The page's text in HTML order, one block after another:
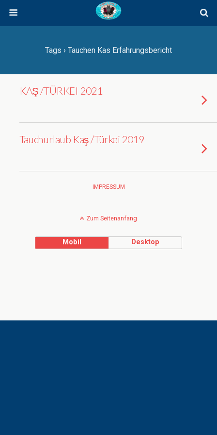
Tags › Tauchen Kas Erfahrungsbericht
KAŞ /TÜRKEI 2021
Tauchurlaub Kaş /Türkei 2019
IMPRESSUM
Zum Seitenanfang
Mobil Desktop